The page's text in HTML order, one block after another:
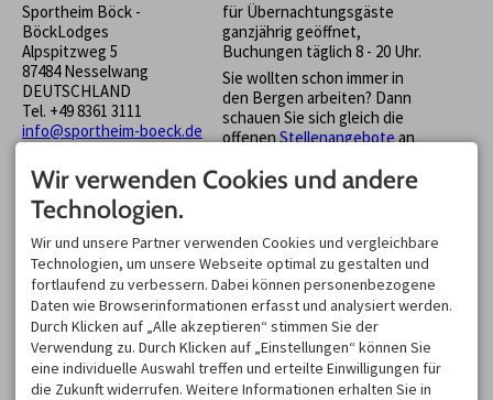
Sportheim Böck -
BöckLodges
Alpspitzweg 5
87484 Nesselwang
DEUTSCHLAND
Tel. +49 8361 3111
info@sportheim-boeck.de
für Übernachtungsgäste
ganzjährig geöffnet,
Buchungen täglich 8 - 20 Uhr.
Sie wollten schon immer in
den Bergen arbeiten? Dann
schauen Sie sich gleich die
offenenStellenangebotean
Sportheim Böck auf der
Alpspitze!
EINKEHREN
Bei Fragen zum Wandern
und Gastronomie - rufen Sie
uns an unter:
Panoramastube:9.00 - 17.00
(warme Küche von 10.00 bis
16:00)
+49 8361/3366
Jetzt hier für unseren
Sportheim Böck Newsletter
anmelden und die neuesten
Informationen und
Angebote erhalten!
Hier finden Sie den
Pressebereich
Wir verwenden Cookies und andere
Technologien.
Wir und unsere Partner verwenden Cookies und vergleichbare
Technologien, um unsere Webseite optimal zu gestalten und
fortlaufend zu verbessern. Dabei können personenbezogene
Daten wie Browserinformationen erfasst und analysiert werden.
Durch Klicken auf „Alle akzeptieren“ stimmen Sie der
Verwendung zu. Durch Klicken auf „Einstellungen“ können Sie
eine individuelle Auswahl treffen und erteilte Einwilligungen für
die Zukunft widerrufen. Weitere Informationen erhalten Sie in